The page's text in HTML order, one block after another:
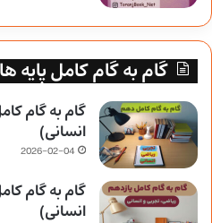
گام به گام کامل پایه ها
گام به گام
انسانی)
2026-02-04
گام به گام
انسانی)